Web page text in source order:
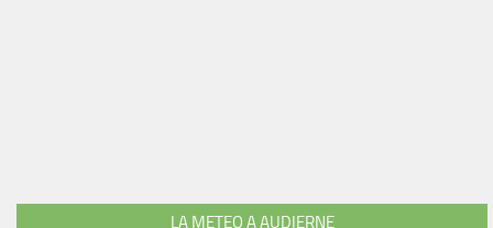
LA METEO A AUDIERNE